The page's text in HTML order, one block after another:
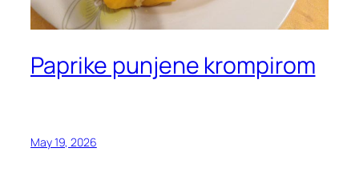
Paprike punjene krompirom
May 19, 2026